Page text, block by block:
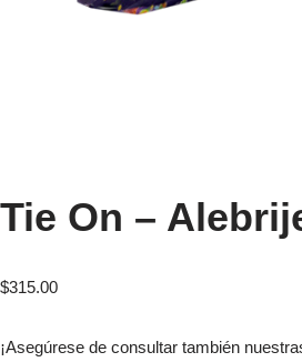
Tie On –
$315.00
¡Asegúrese de consultar también